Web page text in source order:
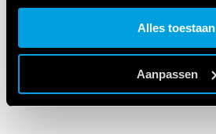
Cookie policy.
Alles toestaan
Aanpassen
EN|751 KB| .ZIP